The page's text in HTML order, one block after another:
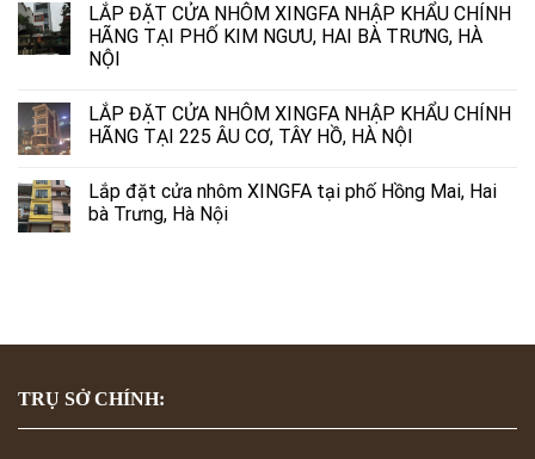
LẮP ĐẶT CỬA NHÔM XINGFA NHẬP KHẨU CHÍNH
HÃNG TẠI PHỐ KIM NGƯU, HAI BÀ TRƯNG, HÀ
NỘI
LẮP ĐẶT CỬA NHÔM XINGFA NHẬP KHẨU CHÍNH
HÃNG TẠI 225 ÂU CƠ, TÂY HỒ, HÀ NỘI
Lắp đặt cửa nhôm XINGFA tại phố Hồng Mai, Hai
bà Trưng, Hà Nội
TRỤ SỞ CHÍNH: